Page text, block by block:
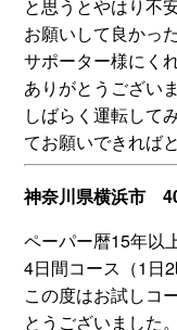
と思うとやはり不
お願いして良かっ
サポーター様にく
ありがとうございま
しばらく運転して
てお願いできれば
神奈川県横浜市
ペーパー暦15年以
4日間コース（1日2
この度はお試しコ
とうございました